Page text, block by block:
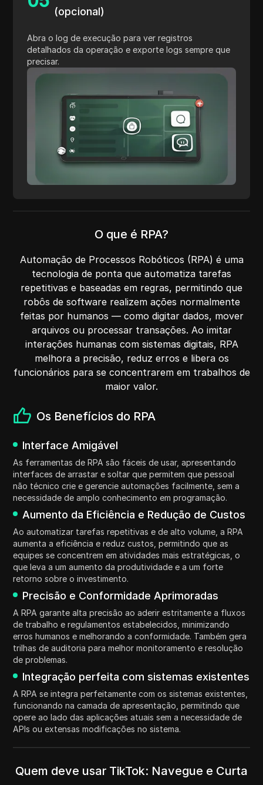
(opcional)
Abra o log de execução para ver registros
detalhados da operação e exporte logs sempre que
precisar.
O que é RPA?
Automação de Processos Robóticos (RPA) é uma
tecnologia de ponta que automatiza tarefas
repetitivas e baseadas em regras, permitindo que
robôs de software realizem ações normalmente
feitas por humanos — como digitar dados, mover
arquivos ou processar transações. Ao imitar
interações humanas com sistemas digitais, RPA
melhora a precisão, reduz erros e libera os
funcionários para se concentrarem em trabalhos de
maior valor.
Os Benefícios do RPA
Interface Amigável
As ferramentas de RPA são fáceis de usar, apresentando
interfaces de arrastar e soltar que permitem que pessoal
não técnico crie e gerencie automações facilmente, sem a
necessidade de amplo conhecimento em programação.
Aumento da Eficiência e Redução de Custos
Ao automatizar tarefas repetitivas e de alto volume, a RPA
aumenta a eficiência e reduz custos, permitindo que as
equipes se concentrem em atividades mais estratégicas, o
que leva a um aumento da produtividade e a um forte
retorno sobre o investimento.
Precisão e Conformidade Aprimoradas
A RPA garante alta precisão ao aderir estritamente a fluxos
de trabalho e regulamentos estabelecidos, minimizando
erros humanos e melhorando a conformidade. Também gera
trilhas de auditoria para melhor monitoramento e resolução
de problemas.
Integração perfeita com sistemas existentes
A RPA se integra perfeitamente com os sistemas existentes,
funcionando na camada de apresentação, permitindo que
opere ao lado das aplicações atuais sem a necessidade de
APIs ou extensas modificações no sistema.
Quem deve usar TikTok: Navegue e Curta